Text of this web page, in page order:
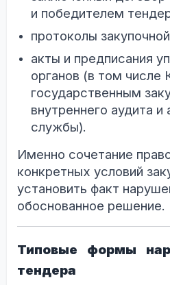
и победителем
протоколы
акты и предписания
органов (в том числе
государственным
внутреннего аудита и
службы).
Именно сочетание
конкретных условий
установить факт
обоснованное решение.
Типовые формы
тендера